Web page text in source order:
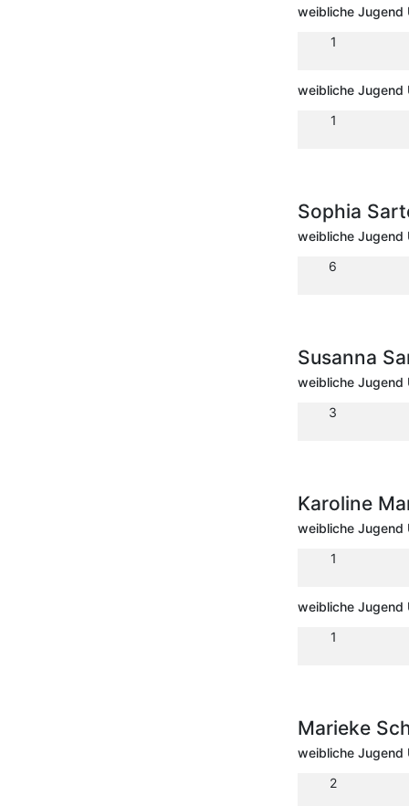
weibliche
1
weibliche Jugend
1
Sophia
weibliche Jugend
6
Susanna
weibliche Jugend
3
Karoline
weibliche
1
weibliche Jugend
1
Marieke
weibliche Jugend
2